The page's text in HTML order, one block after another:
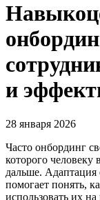
и
28 января 2026
Часто онбординг
которого человеку
дальше. Адаптация
помогает понять,
использовать их